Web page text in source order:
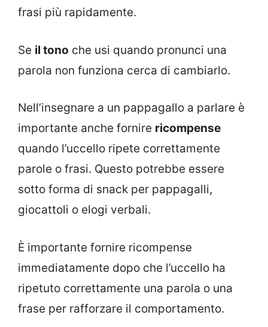
frasi più rapidamente.
Se il tono che usi quando pronunci una
parola non funziona cerca di cambiarlo.
Nell’insegnare a un pappagallo a parlare è
importante anche fornire ricompense
quando l’uccello ripete correttamente
parole o frasi. Questo potrebbe essere
sotto forma di snack per pappagalli,
giocattoli o elogi verbali.
È importante fornire ricompense
immediatamente dopo che l’uccello ha
ripetuto correttamente una parola o una
frase per rafforzare il comportamento.